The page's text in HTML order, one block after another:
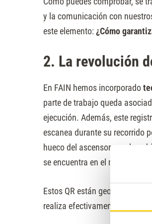
y la comunicación con
este elemento: ¿Cómo
2. La revolución
En FAIN hemos incorporado
parte de trabajo queda
ejecución. Además, este
escanea durante su recorrido
hueco del ascensor y en la
se encuentra en el marco de la
Estos QR están
realiza efectivamente desde la